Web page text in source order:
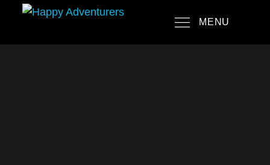
content
MENU